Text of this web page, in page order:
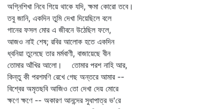
অগ্নিশিখা নিবে গিয়ে থাকে যদি, ক্ষমা কোরো তবে।
তবু জানি, একদিন তুমি দেখা দিয়েছিলে বলে
গানের ফসল মোর এ জীবনে উঠেছিল ফলে,
আজও নাই শেষ; রবির আলোক হতে একদিন
ধ্বনিয়া তুলেছে তার মর্মবাণী, বাজায়েছে বীন
তোমার আঁখির আলো। তোমার পরশ নাহি আর,
কিন্তু কী পরশমণি রেখে গেছ অন্তরে আমার --
বিশ্বের অমৃতছবি আজিও তো দেখা দেয় মোরে
ক্ষণে ক্ষণে -- অকারণ আনন্দের সুধাপাত্র ভ'রে